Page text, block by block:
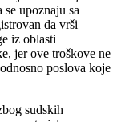
upoznaju sa
da vrši
iz oblasti
jer ove troškove ne
poslova koje
sudskih